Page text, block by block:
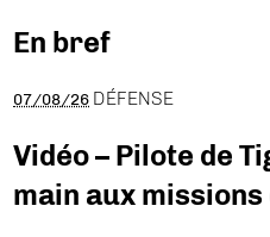
En bref
07/08/26 DÉFENSE
Vidéo – Pilote de
main aux